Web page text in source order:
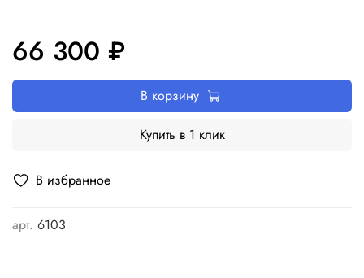
В избранное
арт. 6103
66 300 ₽
В корзину
Купить в 1 клик